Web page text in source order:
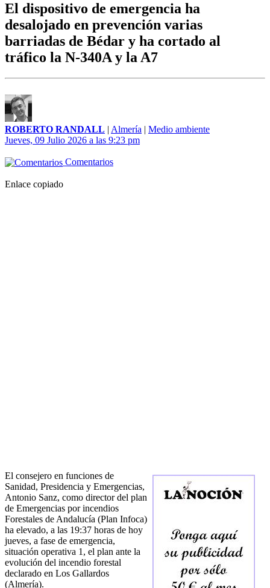
El dispositivo de emergencia ha
desalojado en prevención varias
barriadas de Bédar y ha cortado al
tráfico la N-340A y la A7
ROBERTO RANDALL | Almería | Medio ambiente
Jueves, 09 Julio 2026 a las 9:23 pm
Comentarios
Enlace copiado
El consejero en funciones de
Sanidad, Presidencia y Emergencias,
Antonio Sanz, como director del plan
de Emergencias por incendios
Forestales de Andalucía (Plan Infoca)
ha elevado, a las 19:37 horas de hoy
jueves, a fase de emergencia,
situación operativa 1, el plan ante la
evolución del incendio forestal
declarado en Los Gallardos
(Almería).